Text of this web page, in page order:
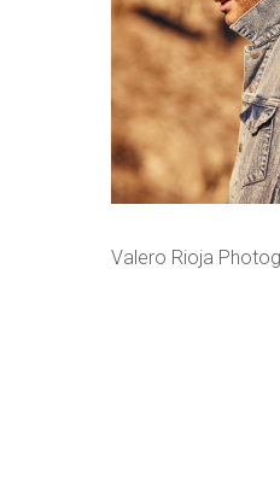
Valero Rioja